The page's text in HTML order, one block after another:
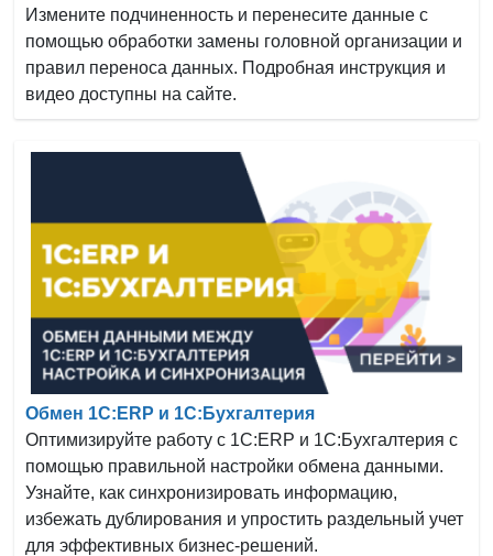
Измените подчиненность и перенесите данные с
помощью обработки замены головной организации и
правил переноса данных. Подробная инструкция и
видео доступны на сайте.
Обмен 1С:ERP и 1С:Бухгалтерия
Оптимизируйте работу с 1С:ERP и 1С:Бухгалтерия с
помощью правильной настройки обмена данными.
Узнайте, как синхронизировать информацию,
избежать дублирования и упростить раздельный учет
для эффективных бизнес-решений.